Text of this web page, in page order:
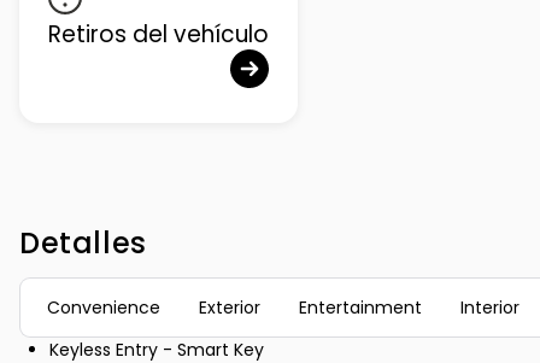
Retiros del vehículo
Detalles
Convenience Exterior Entertainment
Interior
Keyless Entry - Smart Key